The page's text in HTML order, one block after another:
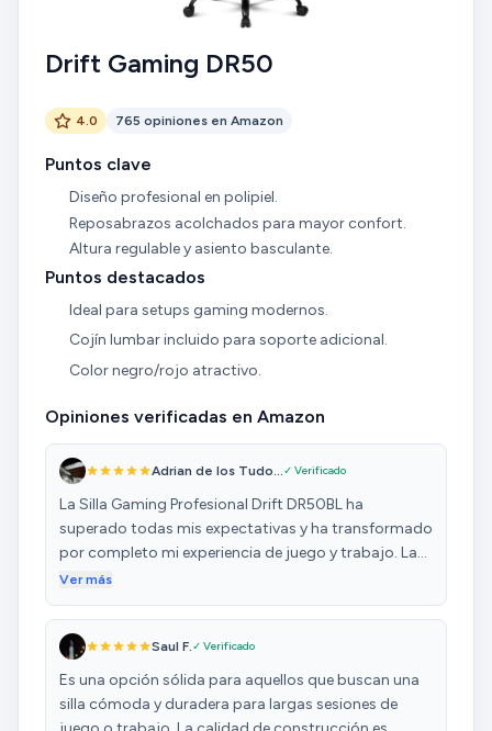
Drift Gaming DR50
4.0 765 opiniones en Amazon
Puntos clave
Diseño profesional en polipiel.
Reposabrazos acolchados para mayor confort.
Altura regulable y asiento basculante.
Puntos destacados
Ideal para setups gaming modernos.
Cojín lumbar incluido para soporte adicional.
Color negro/rojo atractivo.
Opiniones verificadas en Amazon
Adrian de los Tudo... ✓ Verificado
La Silla Gaming Profesional Drift DR50BL ha
superado todas mis expectativas y ha transformado
por completo mi experiencia de juego y trabajo. La
comodidad es excepcional. Los materiales de alta
pasar largas horas frente al ordenador sin sentir
fatiga. La espuma de alta densidad en el asiento y el
respaldo brindan un soporte óptimo y un nivel de
comodidad sin igual. La versatilidad es otro punto a
destacar. La silla es completamente ajustable, lo que
Ver más
Saul F. ✓ Verificado
Es una opción sólida para aquellos que buscan una
silla cómoda y duradera para largas sesiones de